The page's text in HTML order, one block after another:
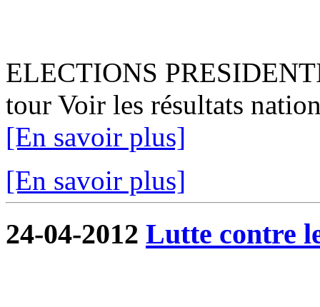
ELECTIONS
tour Voir les résultats
[En savoir plus]
[En savoir plus]
24-04-2012 Lutte contre